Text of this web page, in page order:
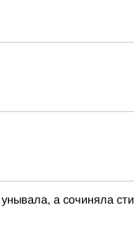
а сочиняла